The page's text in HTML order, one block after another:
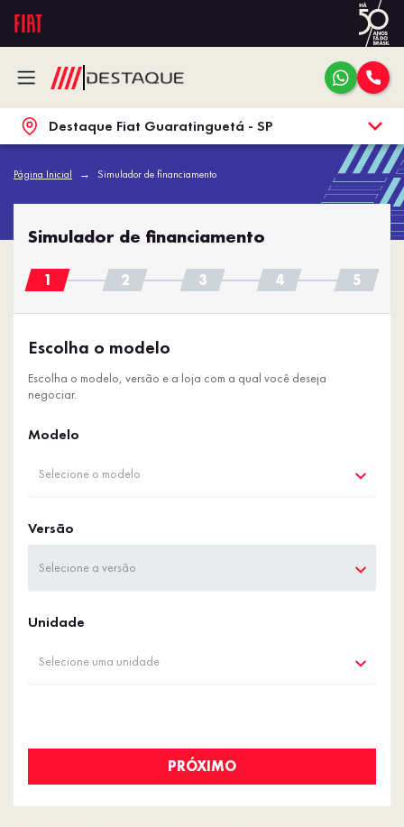
Destaque Fiat Guaratinguetá - SP
Página Inicial Simulador de financiamento
Simulador de financiamento
Escolha o modelo
Escolha o modelo, versão e a loja com a qual você deseja
negociar.
Modelo
Selecione o modelo
Versão
Selecione a versão
Unidade
Selecione uma unidade
PRÓXIMO